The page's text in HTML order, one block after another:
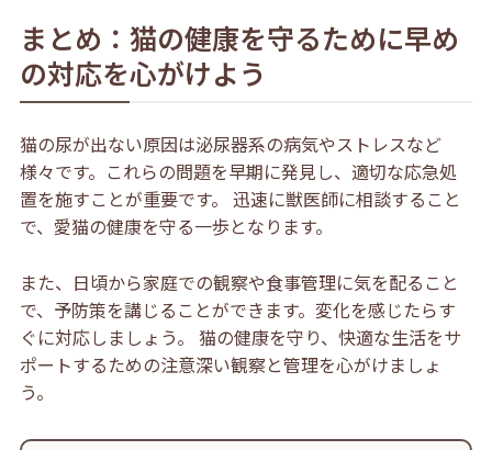
まとめ：猫の健康を守るために早め
の対応を心がけよう
猫の尿が出ない原因は泌尿器系の病気やストレスなど
様々です。これらの問題を早期に発見し、適切な応急処
置を施すことが重要です。 迅速に獣医師に相談すること
で、愛猫の健康を守る一歩となります。
また、日頃から家庭での観察や食事管理に気を配ること
で、予防策を講じることができます。変化を感じたらす
ぐに対応しましょう。 猫の健康を守り、快適な生活をサ
ポートするための注意深い観察と管理を心がけましょ
う。